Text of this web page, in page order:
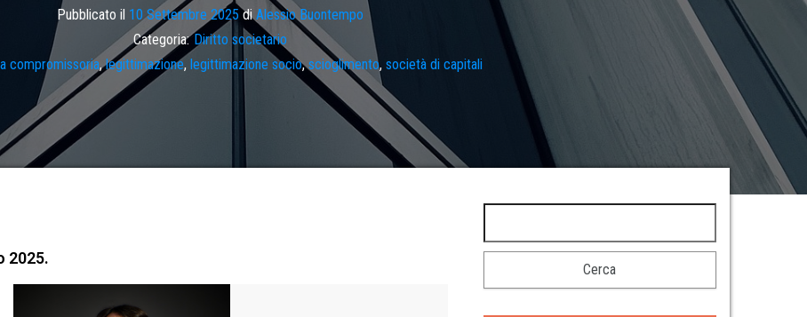
Pubblicato il 10 Settembre 2025di Alessio Buontempo
Categoria: Diritto societario
compromissoria,legittimazione, legittimazione socio,scioglimento, società di capitali
2025.